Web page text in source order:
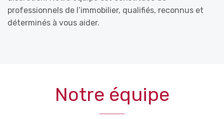
professionnels de l’immobilier, qualifiés, reconnus et
déterminés à vous aider.
Notre équipe